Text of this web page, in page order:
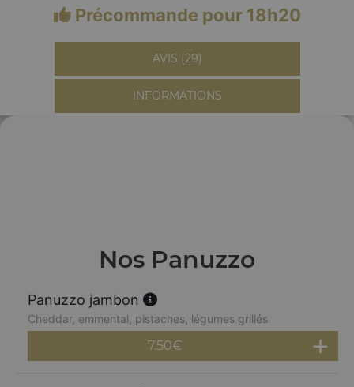
Précommande pour 18h20
AVIS (29)
INFORMATIONS
Nos Panuzzo
Panuzzo jambon
Cheddar, emmental, pistaches, légumes grillés
7.50€